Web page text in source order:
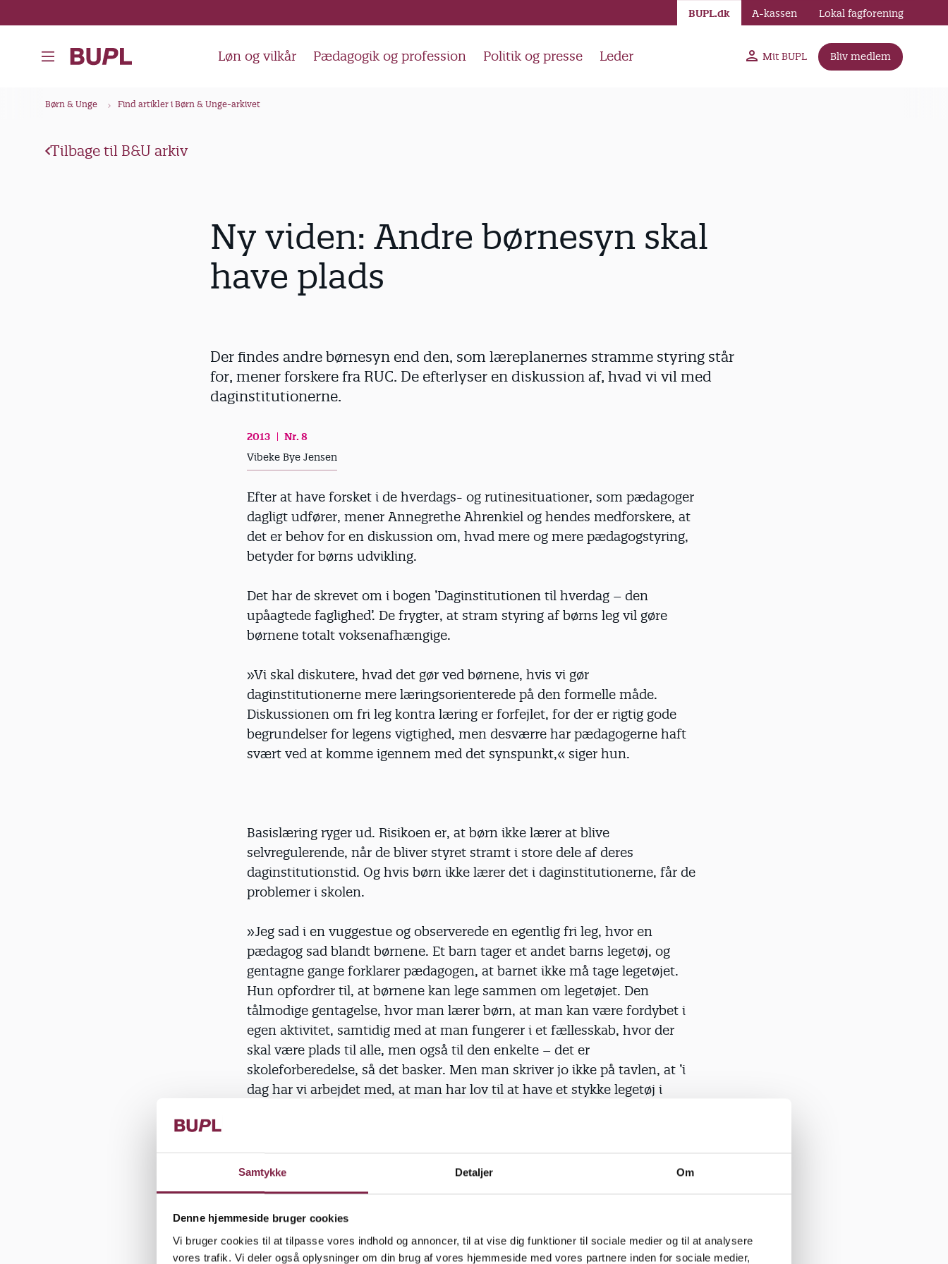
Samtykke Detaljer Om
Denne hjemmeside bruger cookies
Vi bruger cookies til at tilpasse vores indhold og annoncer, til at vise dig funktioner til sociale medier og til at analysere
vores trafik. Vi deler også oplysninger om din brug af vores hjemmeside med vores partnere inden for sociale medier,
å
Løn og vilkår Pædagogik og profession Politik og presse Leder Mit BUPL Bliv medlem
BUPL.dk A-kassen Lokal fagforening
Børn & Unge Find artikler i Børn & Unge-arkivet
Tilbage til B&U arkiv
Ny viden: Andre børnesyn skal
have plads
Der findes andre børnesyn end den, som læreplanernes stramme styring står
for, mener forskere fra RUC. De efterlyser en diskussion af, hvad vi vil med
daginstitutionerne.
2013
Nr. 8
Vibeke Bye Jensen
Efter at have forsket i de hverdags- og rutinesituationer, som pædagoger
dagligt udfører, mener Annegrethe Ahrenkiel og hendes medforskere, at
det er behov for en diskussion om, hvad mere og mere pædagogstyring,
betyder for børns udvikling.
Det har de skrevet om i bogen ’Daginstitutionen til hverdag – den
upåagtede faglighed’. De frygter, at stram styring af børns leg vil gøre
børnene totalt voksenafhængige.
»Vi skal diskutere, hvad det gør ved børnene, hvis vi gør
daginstitutionerne mere læringsorienterede på den formelle måde.
Diskussionen om fri leg kontra læring er forfejlet, for der er rigtig gode
begrundelser for legens vigtighed, men desværre har pædagogerne haft
svært ved at komme igennem med det synspunkt,« siger hun.
Basislæring ryger ud. Risikoen er, at børn ikke lærer at blive
selvregulerende, når de bliver styret stramt i store dele af deres
daginstitutionstid. Og hvis børn ikke lærer det i daginstitutionerne, får de
problemer i skolen.
»Jeg sad i en vuggestue og observerede en egentlig fri leg, hvor en
pædagog sad blandt børnene. Et barn tager et andet barns legetøj, og
gentagne gange forklarer pædagogen, at barnet ikke må tage legetøjet.
Hun opfordrer til, at børnene kan lege sammen om lege­tøjet. Den
tålmodige gentagelse, hvor man lærer børn, at man kan være fordybet i
egen aktivitet, samtidig med at man fungerer i et fællesskab, hvor der
skal være plads til alle, men også til den enkelte – det er
skoleforberedelse, så det basker. Men man skriver jo ikke på tavlen, at ’i
dag har vi arbejdet med, at man har lov til at have et stykke legetøj i
Men det burde pædagogerne gøre, da det vil synliggøre den pædagogiske
faglighed, som lige nu er upåagtet, lyder budskabet fra
kan bruges til at diskutere det gode børneliv.